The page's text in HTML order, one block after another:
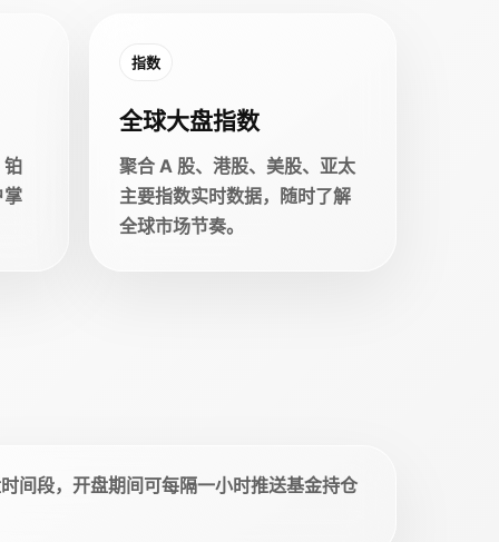
铂
掌
指数
全球大盘指数
聚合 A 股、港股、美股、亚太
主要指数实时数据，随时了解
全球市场节奏。
间段，开盘期间可每隔一小时推送基金持仓